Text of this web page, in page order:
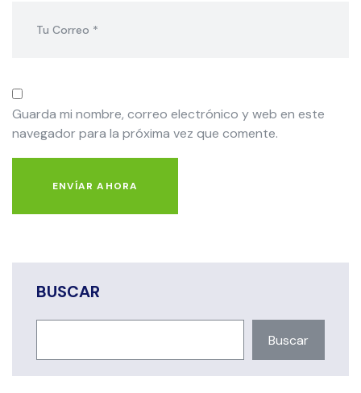
Guarda mi nombre, correo electrónico y web en este
navegador para la próxima vez que comente.
ENVÍAR AHORA
BUSCAR
Buscar